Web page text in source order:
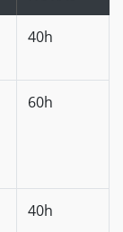
40h
60h
40h